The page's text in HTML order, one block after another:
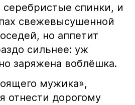
спинки, и
свежевысушенной
но аппетит
сильнее: уж
заряжена воблёшка.
мужика»,
отнести дорогому